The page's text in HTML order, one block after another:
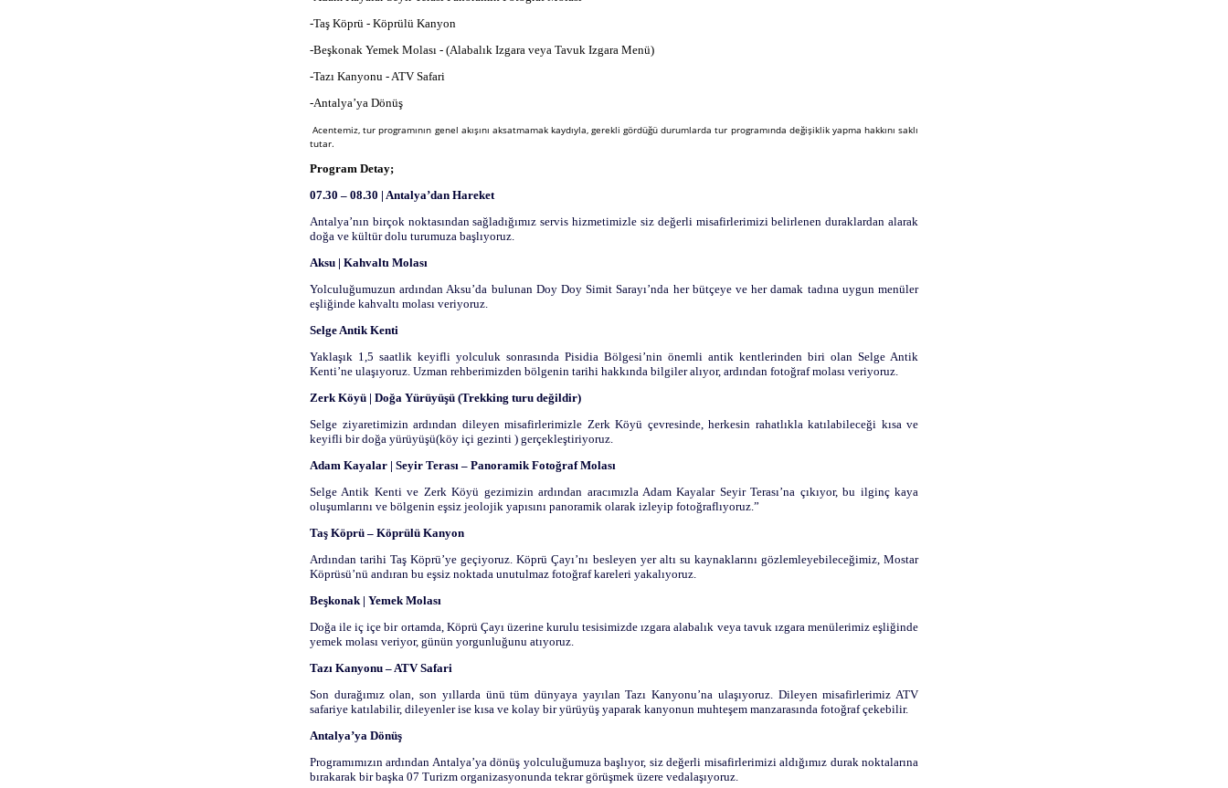
-Taş Köprü - Köprülü Kanyon
-Beşkonak Yemek Molası - (Alabalık Izgara veya Tavuk Izgara Menü)
-Tazı Kanyonu - ATV Safari
-Antalya’ya Dönüş
Acentemiz, tur programının genel akışını aksatmamak kaydıyla, gerekli gördüğü durumlarda tur programında değişiklik yapma hakkını saklı
tutar.
Program Detay;
07.30 – 08.30 | Antalya’dan Hareket
Antalya’nın birçok noktasından sağladığımız servis hizmetimizle siz değerli misafirlerimizi belirlenen duraklardan alarak
doğa ve kültür dolu turumuza başlıyoruz.
Aksu | Kahvaltı Molası
Yolculuğumuzun ardından Aksu’da bulunan Doy Doy Simit Sarayı’nda her bütçeye ve her damak tadına uygun menüler
eşliğinde kahvaltı molası veriyoruz.
Selge Antik Kenti
Yaklaşık 1,5 saatlik keyifli yolculuk sonrasında Pisidia Bölgesi’nin önemli antik kentlerinden biri olan Selge Antik
Kenti’ne ulaşıyoruz. Uzman rehberimizden bölgenin tarihi hakkında bilgiler alıyor, ardından fotoğraf molası veriyoruz.
Zerk Köyü | Doğa Yürüyüşü (Trekking turu değildir)
Selge ziyaretimizin ardından dileyen misafirlerimizle Zerk Köyü çevresinde, herkesin rahatlıkla katılabileceği kısa ve
keyifli bir doğa yürüyüşü(köy içi gezinti ) gerçekleştiriyoruz.
Adam Kayalar | Seyir Terası – Panoramik Fotoğraf Molası
Selge Antik Kenti ve Zerk Köyü gezimizin ardından aracımızla Adam Kayalar Seyir Terası’na çıkıyor, bu ilginç kaya
oluşumlarını ve bölgenin eşsiz jeolojik yapısını panoramik olarak izleyip fotoğraflıyoruz.”
Taş Köprü – Köprülü Kanyon
Ardından tarihi Taş Köprü’ye geçiyoruz. Köprü Çayı’nı besleyen yer altı su kaynaklarını gözlemleyebileceğimiz, Mostar
Köprüsü’nü andıran bu eşsiz noktada unutulmaz fotoğraf kareleri yakalıyoruz.
Beşkonak | Yemek Molası
Doğa ile iç içe bir ortamda, Köprü Çayı üzerine kurulu tesisimizde ızgara alabalık veya tavuk ızgara menülerimiz eşliğinde
yemek molası veriyor, günün yorgunluğunu atıyoruz.
Tazı Kanyonu – ATV Safari
Son durağımız olan, son yıllarda ünü tüm dünyaya yayılan Tazı Kanyonu’na ulaşıyoruz. Dileyen misafirlerimiz ATV
safariye katılabilir, dileyenler ise kısa ve kolay bir yürüyüş yaparak kanyonun muhteşem manzarasında fotoğraf çekebilir.
Antalya’ya Dönüş
Programımızın ardından Antalya’ya dönüş yolculuğumuza başlıyor, siz değerli misafirlerimizi aldığımız durak noktalarına
bırakarak bir başka 07 Turizm organizasyonunda tekrar görüşmek üzere vedalaşıyoruz.